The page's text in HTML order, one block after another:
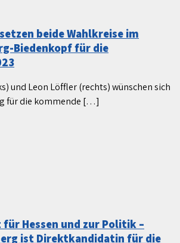
beide Wahlkreise im
Biedenkopf für die
und Leon Löffler (rechts) wünschen sich
für die kommende […]
Hessen und zur Politik –
ist Direktkandidatin für die